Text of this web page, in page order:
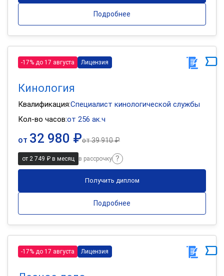
Подробнее
-17% до 17 августа Лицензия
Кинология
Квалификация:Специалист кинологической службы
Кол-во часов:от 256 ак.ч
от 32 980 ₽от39 910 ₽
от 2 749 ₽ в месяц в рассрочку
Получить диплом
Подробнее
-17% до 17 августа Лицензия